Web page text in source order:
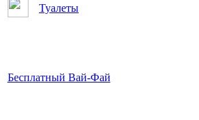
Туалеты
Бесплатный Вай-Фай